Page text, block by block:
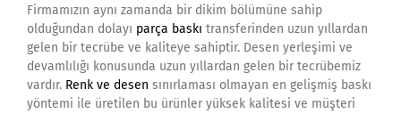
Firmamızın aynı zamanda bir dikim bölümüne sahip
olduğundan dolayı parça baskı transferinden uzun yıllardan
gelen bir tecrübe ve kaliteye sahiptir. Desen yerleşimi ve
devamlılığı konusunda uzun yıllardan gelen bir tecrübemiz
vardır. Renk ve desen sınırlaması olmayan en gelişmiş baskı
yöntemi ile üretilen bu ürünler yüksek kalitesi ve müşteri